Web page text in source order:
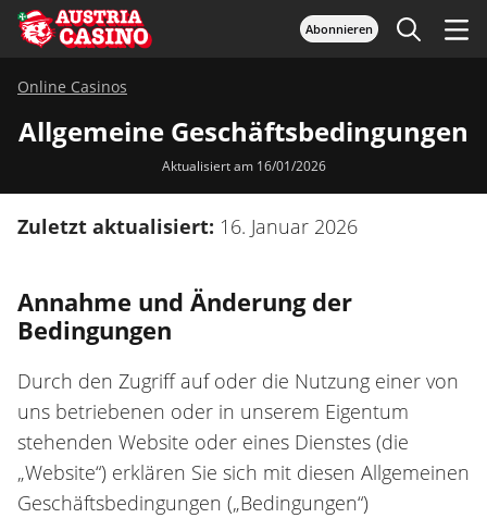
Abonnieren
Online Casinos
Allgemeine Geschäftsbedingungen
Aktualisiert am 16/01/2026
Zuletzt aktualisiert: 16. Januar 2026
Annahme und Änderung der
Bedingungen
Durch den Zugriff auf oder die Nutzung einer von
uns betriebenen oder in unserem Eigentum
stehenden Website oder eines Dienstes (die
„Website“) erklären Sie sich mit diesen Allgemeinen
Geschäftsbedingungen („Bedingungen“)